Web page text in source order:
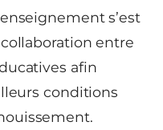
s’est
entre
afin
conditions